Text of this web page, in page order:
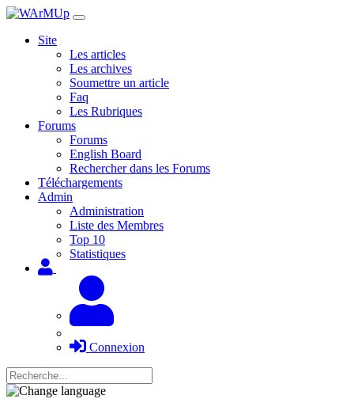
Site
Les articles
Les archives
Soumettre un article
Faq
Les Rubriques
Forums
Forums
English Board
Rechercher dans les Forums
Téléchargements
Admin
Administration
Liste des Membres
Top 10
Statistiques
Connexion